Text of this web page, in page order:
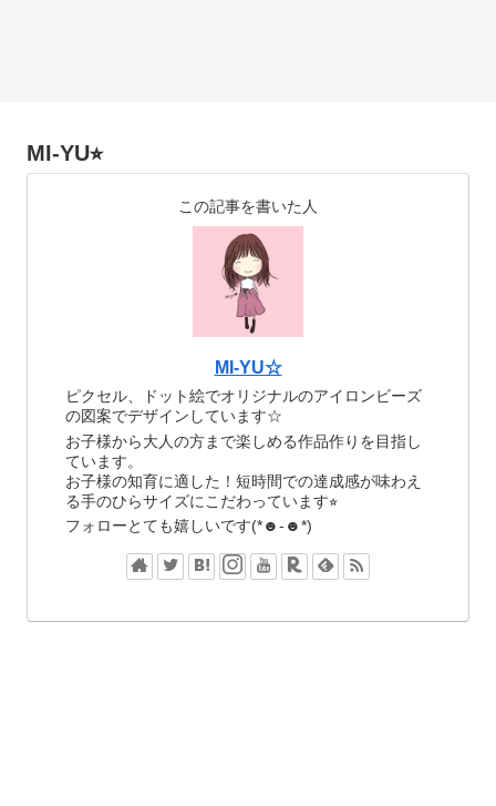
MI-YU⭐︎
この記事を書いた人
MI-YU☆
ピクセル、ドット絵でオリジナルのアイロンビーズ
の図案でデザインしています☆
お子様から大人の方まで楽しめる作品作りを目指し
ています。
お子様の知育に適した！短時間での達成感が味わえ
る手のひらサイズにこだわっています⭐︎
フォローとても嬉しいです(*☻-☻*)